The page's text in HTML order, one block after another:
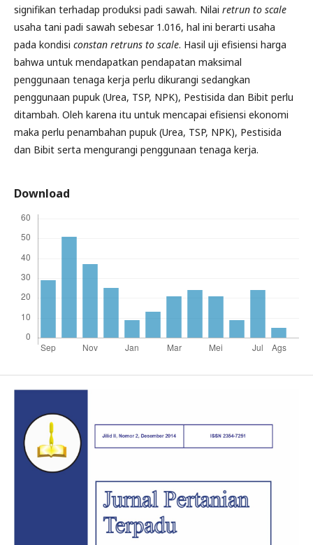
signifikan terhadap produksi padi sawah. Nilai retrun to scale
usaha tani padi sawah sebesar 1.016, hal ini berarti usaha
pada kondisi constan retruns to scale. Hasil uji efisiensi harga
bahwa untuk mendapatkan pendapatan maksimal
penggunaan tenaga kerja perlu dikurangi sedangkan
penggunaan pupuk (Urea, TSP, NPK), Pestisida dan Bibit perlu
ditambah. Oleh karena itu untuk mencapai efisiensi ekonomi
maka perlu penambahan pupuk (Urea, TSP, NPK), Pestisida
dan Bibit serta mengurangi penggunaan tenaga kerja.
Download